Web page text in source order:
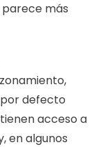
más
defecto
acceso a
en algunos